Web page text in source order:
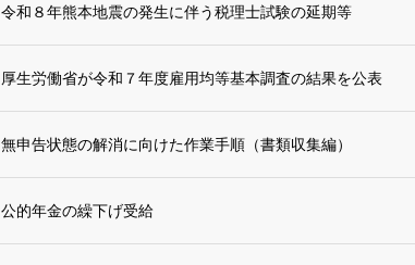
令和８年熊本地震の発生に伴う税理士試験の延期等
厚生労働省が令和７年度雇用均等基本調査の結果を公表
無申告状態の解消に向けた作業手順（書類収集編）
公的年金の繰下げ受給